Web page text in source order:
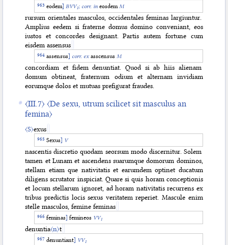
eodem] BVV1; corr. in eosdemM
rursum orientales masculos, occidentales feminas largiuntur.
Amplius eedem si fraterne domus domino conveniant, eos
iustos et concordes designant. Partis autem fortune cum
eisdem assensus
assensus] corr. exasscensusM
concordiam et fidem denuntiat. Quod si ab hiis alienam
domum obtineat, fraternum odium et alternam invidiam
eorumque dolos et mutuas prefigurat fraudes.
〈III.7〉 〈De sexu, utrum scilicet sit masculus an
femina〉
〈S〉exus
Sexus] V
nascentis discretio quodam seorsum modo discernitur. Solem
tamen et Lunam et ascendens suarumque domorum dominos,
stellam etiam que nativitatis et earumdem optinet ducatum
diligens scrutator inspiciat. Quare si quis horam conceptionis
et locum stellarum ignoret, ad horam nativitatis recurrens ex
tribus predictis locis sexus veritatem reperiet. Mascule enim
stelle masculos, femine feminas
feminas] femineos VV1
denuntia〈n〉t
denuntiant] VV1